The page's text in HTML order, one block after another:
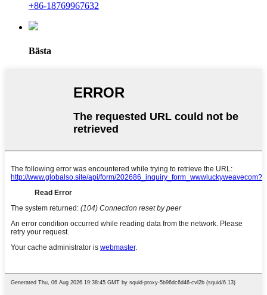
+86-18769967632
Bästa